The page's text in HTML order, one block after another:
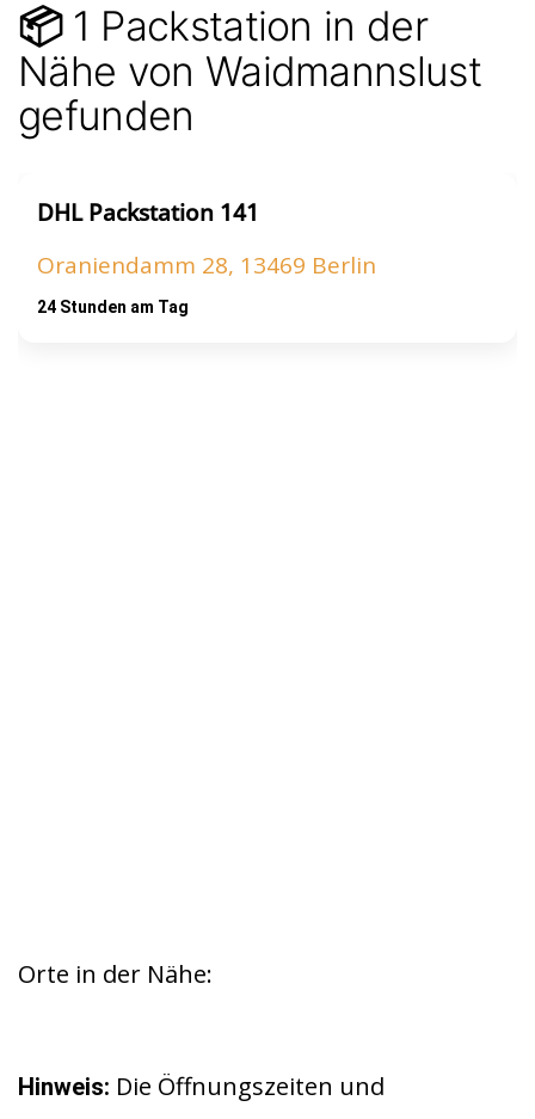
📦1 Packstation in der
Nähe von Waidmannslust
gefunden
DHL Packstation 141
Oraniendamm 28, 13469 Berlin
24 Stunden am Tag
Orte in der Nähe:
Hinweis: Die Öffnungszeiten und